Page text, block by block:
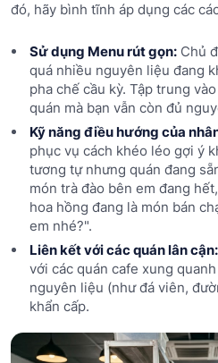
đó, hãy bình tĩnh áp dụng các
Sử dụng Menu rút gọn:Chủ
quá nhiều nguyên liệu đang
pha chế cầu kỳ. Tập trung
quán mà bạn vẫn còn đủ
Kỹ năng điều hướng của
phục vụ cách khéo léo gợi ý
tương tự nhưng quán đang
món trà đào bên em đang
hoa hồng đang là món bán
em nhé?".
Liên kết với các quán lân cận:
với các quán cafe xung
nguyên liệu (như đá viên,
khẩn cấp.